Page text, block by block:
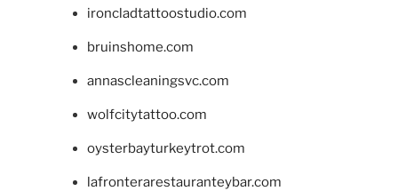
ironcladtattoostudio.com
bruinshome.com
annascleaningsvc.com
wolfcitytattoo.com
oysterbayturkeytrot.com
lafronterarestauranteybar.com